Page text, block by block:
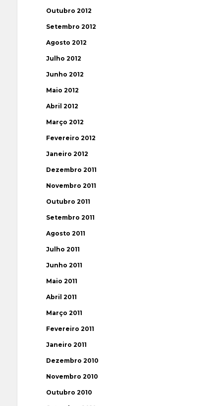
Outubro 2012
Setembro 2012
Agosto 2012
Julho 2012
Junho 2012
Maio 2012
Abril 2012
Março 2012
Fevereiro 2012
Janeiro 2012
Dezembro 2011
Novembro 2011
Outubro 2011
Setembro 2011
Agosto 2011
Julho 2011
Junho 2011
Maio 2011
Abril 2011
Março 2011
Fevereiro 2011
Janeiro 2011
Dezembro 2010
Novembro 2010
Outubro 2010